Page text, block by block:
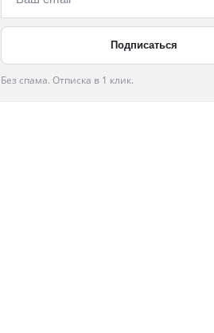
Без спама. Отписка в 1 клик.